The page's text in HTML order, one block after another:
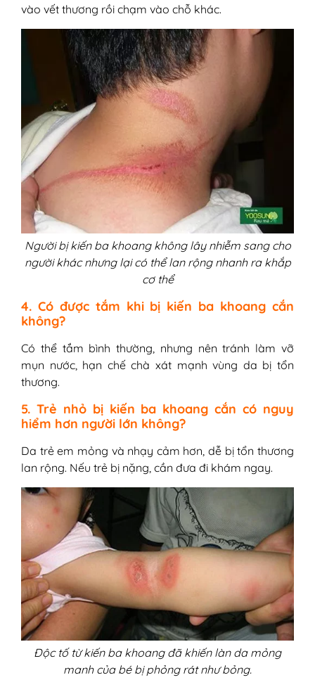
vào vết thương rồi chạm vào chỗ khác.
Người bị kiến ba khoang không lây nhiễm sang cho
người khác nhưng lại có thể lan rộng nhanh ra khắp
cơ thể
4. Có được tắm khi bị kiến ba khoang cắn
không?
Có thể tắm bình thường, nhưng nên tránh làm vỡ
mụn nước, hạn chế chà xát mạnh vùng da bị tổn
thương.
5. Trẻ nhỏ bị kiến ba khoang cắn có nguy
hiểm hơn người lớn không?
Da trẻ em mỏng và nhạy cảm hơn, dễ bị tổn thương
lan rộng. Nếu trẻ bị nặng, cần đưa đi khám ngay.
Độc tố từ kiến ba khoang đã khiến làn da mỏng
manh của bé bị phỏng rát như bỏng.